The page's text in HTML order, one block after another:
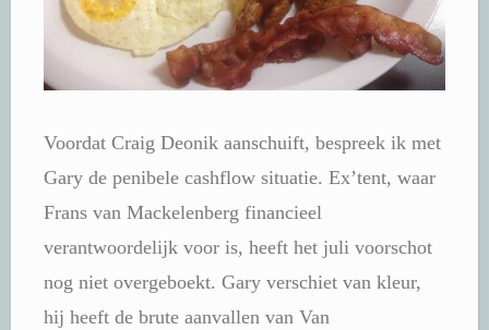
Voordat Craig Deonik aanschuift, bespreek ik met
Gary de penibele cashflow situatie. Ex’tent, waar
Frans van Mackelenberg financieel
verantwoordelijk voor is, heeft het juli voorschot
nog niet overgeboekt. Gary verschiet van kleur,
hij heeft de brute aanvallen van Van